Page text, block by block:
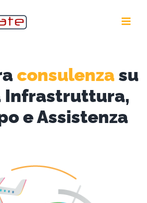
consulenzasu
Infrastruttura,
e Assistenza